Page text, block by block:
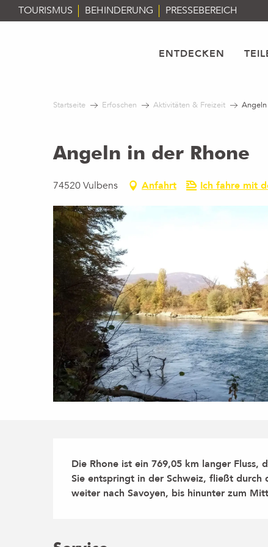
Aller
au
TOURISMUS BEHINDERUNG PRESSEBEREICH
ENTDECKEN
Startseite Erfoschen Aktivitäten & Freizeit
Angeln in der Rhone
74520 Vulbens Anfahrt Ich fahre mit
Beschreibung
Die Rhone ist ein 769,05 km langer Fluss,
Sie entspringt in der Schweiz, fließt durch
weiter nach Savoyen, bis hinunter zum